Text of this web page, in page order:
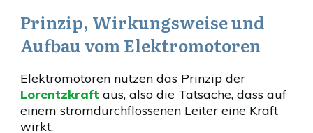
Prinzip, Wirkungsweise und
Aufbau vom Elektromotoren
Elektromotoren nutzen das Prinzip der
Lorentzkraft aus, also die Tatsache, dass auf
einem stromdurchflossenen Leiter eine Kraft
wirkt.